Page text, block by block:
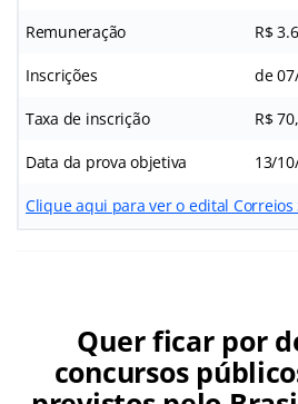
Remuneração R$
Inscrições de
Taxa de inscrição R$
Data da prova objetiva 13/
Clique aqui para ver o edital Correios
Quer ficar por
concursos